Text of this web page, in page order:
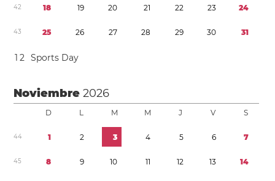
42 18 19 20 21 22 23 24
43 25 26 27 28 29 30 31
1 2 Sports Day
Noviembre2026
D L M M J V S
44 1 2 3 4 5 6 7
45 8 9 10 11 12 13 14